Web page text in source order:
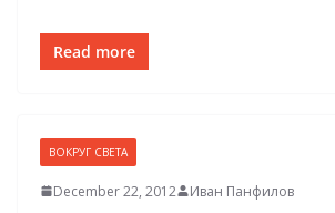
Read more
ВОКРУГ СВЕТА
December 22, 2012 Иван Панфилов